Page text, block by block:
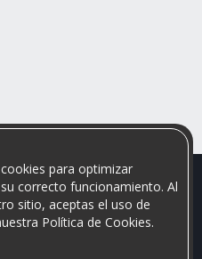
para optimizar
correcto funcionamiento. Al
sitio, aceptas el uso de
Política de Cookies.